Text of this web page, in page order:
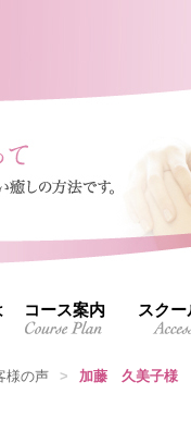
コース案内 スク
様の声 > 加藤 久美子様